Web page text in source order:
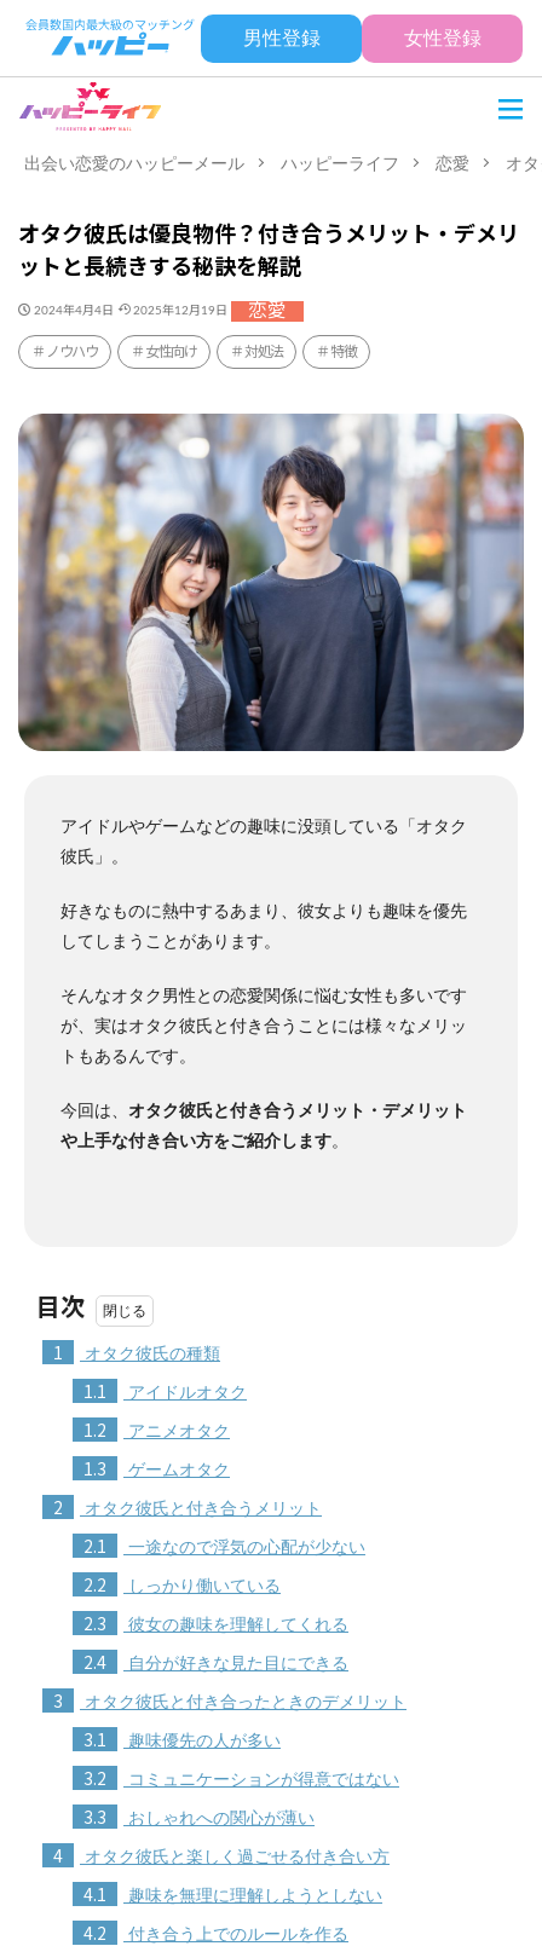
男性登録 女性登録
出会い恋愛のハッピーメール ハッピーライフ 恋愛 オ
オタク彼氏は優良物件？付き合うメリット・デメリ
ットと長続きする秘訣を解説
2024年4月4日 2025年12月19日 恋愛
ノウハウ 女性向け 対処法 特徴
アイドルやゲームなどの趣味に没頭している「オタク
彼氏」。
好きなものに熱中するあまり、彼女よりも趣味を優先
してしまうことがあります。
そんなオタク男性との恋愛関係に悩む女性も多いです
が、実はオタク彼氏と付き合うことには様々なメリッ
トもあるんです。
今回は、 オタク彼氏と付き合うメリット・デメリット
や上手な付き合い方をご紹介します。
目次
1 オタク彼氏の種類
1.1 アイドルオタク
1.2 アニメオタク
1.3 ゲームオタク
2 オタク彼氏と付き合うメリット
2.1 一途なので浮気の心配が少ない
2.2 しっかり働いている
2.3 彼女の趣味を理解してくれる
2.4 自分が好きな見た目にできる
3 オタク彼氏と付き合ったときのデメリット
3.1 趣味優先の人が多い
3.2 コミュニケーションが得意ではない
3.3 おしゃれへの関心が薄い
4 オタク彼氏と楽しく過ごせる付き合い方
4.1 趣味を無理に理解しようとしない
4.2 付き合う上でのルールを作る